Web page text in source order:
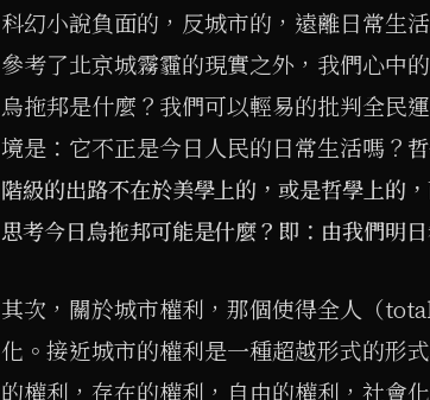
科幻小說負面的，反城市的，遠離日常生
參考了北京城霧霾的現實之外，我們心中
烏拖邦是什麼？我們可以輕易的批判全民
境是：它不正是今日人民的日常生活嗎？
階級的出路不在於美學上的，或是哲學上的
思考今日烏拖邦可能是什麼？即：由我們明
其次，關於城市權利，那個使得全人（
化。接近城市的權利是一種超越形式的形
的權利，存在的權利，自由的權利，社會